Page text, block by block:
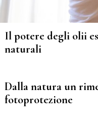
Il potere degli olii
naturali
Dalla natura un
fotoprotezione